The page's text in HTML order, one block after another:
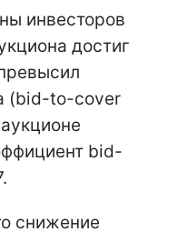
инвесторов
достиг
(bid-to-cover
bid-
снижение